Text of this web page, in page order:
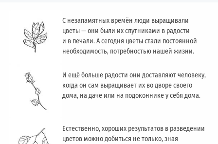
С незапамятных времён люди выращивали
цветы — они были их спутниками в радости
и в печали. А сегодня цветы стали постоянной
необходимость, потребностью нашей жизни.
И ещё больше радости они доставляют человеку,
когда он сам выращивает их во дворе своего
дома, на даче или на подоконнике у себя дома.
Естественно, хороших результатов в разведении
цветов можно добиться не только, зная